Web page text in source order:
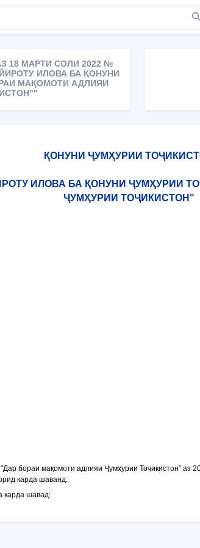
18 МАРТИ СОЛИ 2022 №
ИЛОВА БА ҚОНУНИ
МАҚОМОТИ АДЛИЯИ
ҚОНУНИ ҶУМҲУРИИ
ИЛОВА БА ҚОНУНИ ҶУМҲУРИИ
ҶУМҲУРИИ ТОҶИКИСТОН"
бораи мақомоти адлияи Ҷумҳурии Тоҷикистон"
карда шаванд:
карда шавад: